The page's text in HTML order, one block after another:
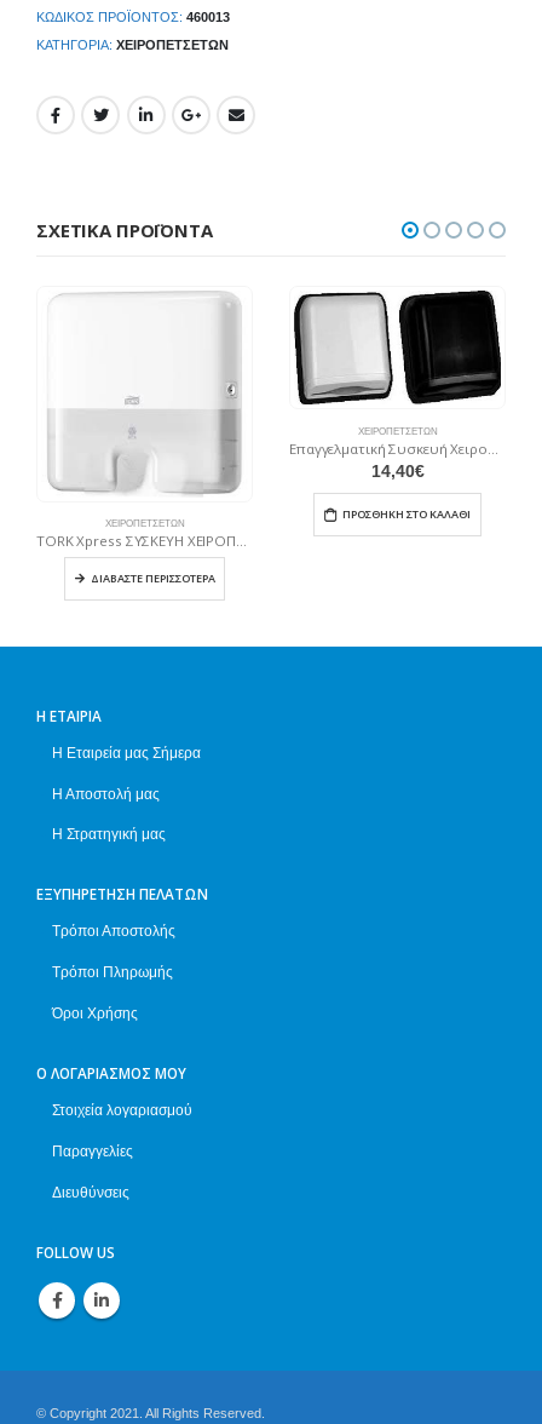
ΚΩΔΙΚΌΣ ΠΡΟΪΌΝΤΟΣ: 460013
ΚΑΤΗΓΟΡΊΑ: ΧΕΙΡΟΠΕΤΣΈΤΩΝ
ΣΧΕΤΙΚΆ ΠΡΟΪΌΝΤΑ
ΧΕΙΡΟΠΕΤΣΈΤΩΝ
TORK Xpress ΣΥΣΚΕΥΗ ΧΕΙΡΟΠΕΤΣΕΤΑΣ Multifold Mini ΛΕΥΚΗ
ΔΙΑΒΆΣΤΕ ΠΕΡΙΣΣΌΤΕΡΑ
ΧΕΙΡΟΠΕΤΣΈΤΩΝ
14,40€
ΠΡΟΣΘΉΚΗ ΣΤΟ ΚΑΛΆΘΙ
Η ΕΤΑΙΡΊΑ
Η Εταιρεία μας Σήμερα
Η Αποστολή μας
Η Στρατηγική μας
ΕΞΥΠΗΡΈΤΗΣΗ ΠΕΛΑΤΏΝ
Τρόποι Αποστολής
Τρόποι Πληρωμής
Όροι Χρήσης
Ο ΛΟΓΑΡΙΑΣΜΌΣ ΜΟΥ
Στοιχεία λογαριασμού
Παραγγελίες
Διευθύνσεις
FOLLOW US
© Copyright 2021. All Rights Reserved.